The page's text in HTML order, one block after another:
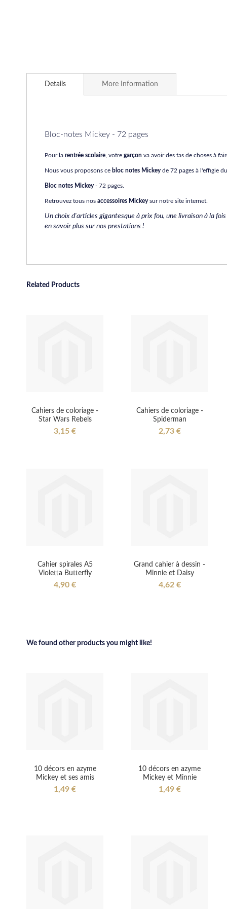
to
gallery
Details
Bloc-notes Mickey - 72 pages
Pour la rentrée scolaire , votre garçon va avoir des tas de choses à
Nous vous proposons ce bloc notes Mickeyde 72 pages à l'effigie
Bloc notes Mickey- 72 pages.
Retrouvez tous nos accessoires Mickeysur notre site internet.
Un choix d'articles gigantesque à prix fou, une livraison à la
en savoir plus sur nos prestations !
More Information
Related Products
Cahiers de coloriage -
Star Wars Rebels
3,15 €
Cahiers de coloriage -
Spiderman
2,73 €
Cahier spirales A5
Violetta Butterfly
4,90 €
Grand cahier à dessin -
Minnie et Daisy
4,62 €
We found other products you might like!
10 décors en azyme
Mickey et ses amis
1,49 €
10 décors en azyme
Mickey et Minnie
1,49 €